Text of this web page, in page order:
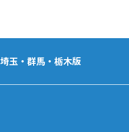
埼玉・群馬・栃木版